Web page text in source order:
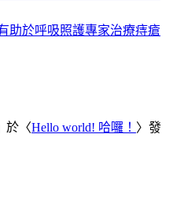
助於呼吸照護專家治療痔瘡
於〈Hello world! 哈囉！ 〉發